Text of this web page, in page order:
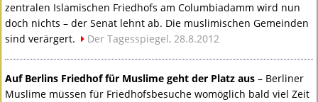
zentralen Islamischen Friedhofs am Columbiadamm wird nun
doch nichts – der Senat lehnt ab. Die muslimischen Gemeinden
sind verärgert.
Der Tagesspiegel, 28.8.2012
Auf Berlins Friedhof für Muslime geht der Platz aus – Berliner
Muslime müssen für Friedhofsbesuche womöglich bald viel Zeit